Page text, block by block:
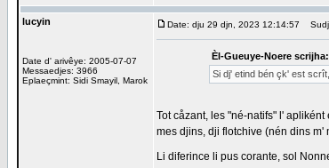
lucyin
Date d' arivêye: 2005-07-07
Messaedjes: 3966
Eplaeçmint: Sidi Smayil, Marok
Date: dju 29 djn, 2023 12:14:57
Èl-Gueuye-Noere scrijha:
Si dj' etind bén çk' est
Tot cåzant, les "né-natifs" l'
mes djins, dji flotchive (nén dins m'
Li diferince li pus corante, sol